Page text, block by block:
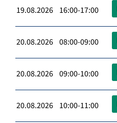
19.08.2026 16:00-17:00
20.08.2026 08:00-09:00
20.08.2026 09:00-10:00
20.08.2026 10:00-11:00